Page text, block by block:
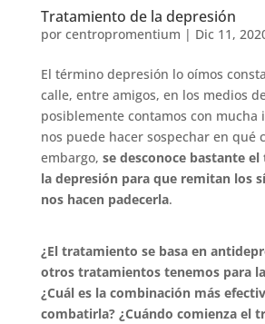
Tratamiento de la depresión
por centropromentium | Dic 11,
El término depresión lo oímos
calle, entre amigos, en los medios
posiblemente contamos con mucha
nos puede hacer sospechar en qué
embargo, se desconoce bastante
la depresión para que remitan los
nos hacen padecerla.
¿El tratamiento se basa en
otros tratamientos tenemos para
¿Cuál es la combinación más
combatirla? ¿Cuándo comienza el